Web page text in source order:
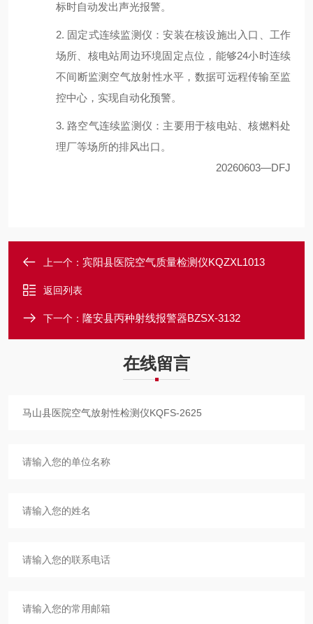
标时自动发出声光报警。
2. 固定式连续监测仪：安装在核设施出入口、工作
场所、核电站周边环境固定点位，能够24小时连续
不间断监测空气放射性水平，数据可远程传输至监
控中心，实现自动化预警。
3. 路空气连续监测仪：主要用于核电站、核燃料处
理厂等场所的排风出口。
20260603—DFJ
上一个： 宾阳县医院空气质量检测仪KQZXL1013
返回列表
下一个： 隆安县丙种射线报警器BZSX-3132
在线留言